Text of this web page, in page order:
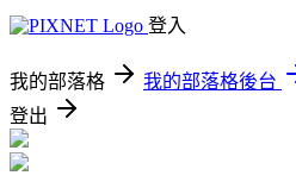
登入
我的部落格 我的部落格後台
登出